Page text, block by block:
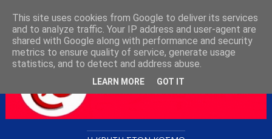
This site uses cookies from Google to deliver its services
and to analyze traffic. Your IP address and user-agent are
shared with Google along with performance and security
metrics to ensure quality of service, generate usage
statistics, and to detect and address abuse.
LEARN MORE GOT IT